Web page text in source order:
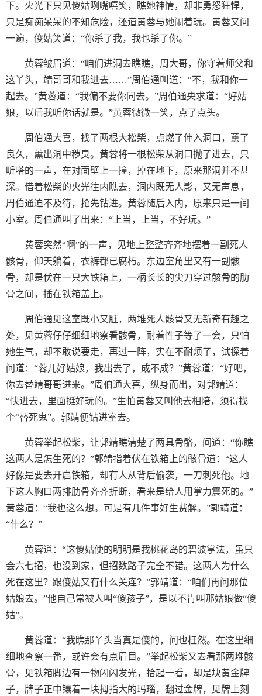
下。火光下只见傻姑咧嘴嘻笑，瞧她神情，却非勇怒狂悍，
只是痴痴呆呆的不知危险，还道黄蓉与她闹着玩。黄蓉又问
一遍，傻姑笑道：“你杀了我，我也杀了你。”
黄蓉皱眉道：“咱们进洞去瞧瞧，周大哥，你守着师父和
这丫头，靖哥哥和我进去……”周伯通叫道：“不，我和你一
起去。”黄蓉道：“我偏不要你同去。”周伯通央求道：“好姑
娘，以后我听你话就是。”黄蓉微微一笑，点了点头。
周伯通大喜，找了两根大松柴，点燃了伸入洞口，薰了
良久，薰出洞中秽臭。黄蓉将一根松柴从洞口抛了进去，只
听嗒的一声，在对面壁上一撞，掉在地下，原来那洞并不甚
深。借着松柴的火光往内瞧去，洞内既无人影，又无声息，
周伯通迫不及待，抢先钻进。黄蓉随后入内，原来只是一间
小室。周伯通叫了出来：“上当，上当，不好玩。”
黄蓉突然“啊”的一声，见地上整整齐齐地摆着一副死人
骸骨，仰天躺着，衣裤都已腐朽。东边室角里又有一副骸
骨，却是伏在一只大铁箱上，一柄长长的尖刀穿过骸骨的肋
骨之间，插在铁箱盖上。
周伯通见这室既小又脏，两堆死人骸骨又无新奇有趣之
处，见黄蓉仔仔细细地察看骸骨，耐着性子等了一会，只怕
她生气，却不敢说要走，再过一阵，实在不耐烦了，试探着
问道：“蓉儿好姑娘，我出去了，成不成？”黄蓉道：“好吧，
你去替靖哥哥进来。”周伯通大喜，纵身而出，对郭靖道：
“快进去，里面挺好玩的。”生怕黄蓉又叫他去相陪，须得找
个“替死鬼”。郭靖便钻进室去。
黄蓉举起松柴，让郭靖瞧清楚了两具骨骼，问道：“你瞧
这两人是怎生死的？”郭靖指着伏在铁箱上的骸骨道：“这人
好像是要去开启铁箱，却有人从背后偷袭，一刀刺死他。地
下这人胸口两排肋骨齐齐折断，看来是给人用掌力震死的。”
黄蓉道：“我也这么想。可是有几件事好生费解。”郭靖道：
“什么？”
黄蓉道：“这傻姑使的明明是我桃花岛的碧波掌法，虽只
会六七招，也没到家，但招数路子完全不错。这两人为什么
死在这里？跟傻姑又有什么关连？”郭靖道：“咱们再问那位
姑娘去。”他自己常被人叫“傻孩子”，是以不肯叫那姑娘做“傻
姑”。
黄蓉道：“我瞧那丫头当真是傻的，问也枉然。在这里细
细地查察一番，或许会有点眉目。”举起松柴又去看那两堆骸
骨，见铁箱脚边有一物闪闪发光，拾起一看，却是块黄金牌
子，牌子正中镶着一块拇指大的玛瑙，翻过金牌，见牌上刻